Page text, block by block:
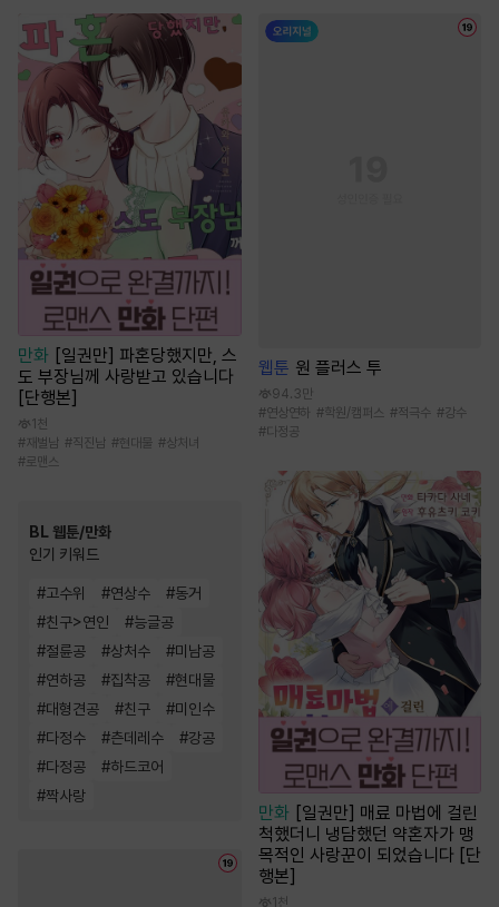
만화 [일권만] 파혼당했지만, 스
도 부장님께 사랑받고 있습니다
[단행본]
1천
# 재벌남 #직진남 #현대물 #상처녀
#로맨스
BL 웹툰/만화
인기 키워드
#고수위 #연상수 #동거
#친구>연인 #능글공
#절륜공 #상처수 #미남공
#연하공 #집착공 #현대물
#대형견공 #친구 #미인수
#다정수 #츤데레수 #강공
#다정공 #하드코어
#짝사랑
웹툰 원 플러스 투
94.3만
#연상연하 #학원/캠퍼스 #적극수 #강수
#다정공
만화 [일권만] 매료 마법에 걸린
척했더니 냉담했던 약혼자가 맹
목적인 사랑꾼이 되었습니다 [단
행본]
1천